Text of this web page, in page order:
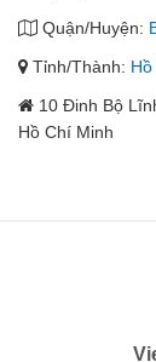
Quận/Huyện:
Tỉnh/Thành:
10 Đinh Bộ
Hồ Chí Minh